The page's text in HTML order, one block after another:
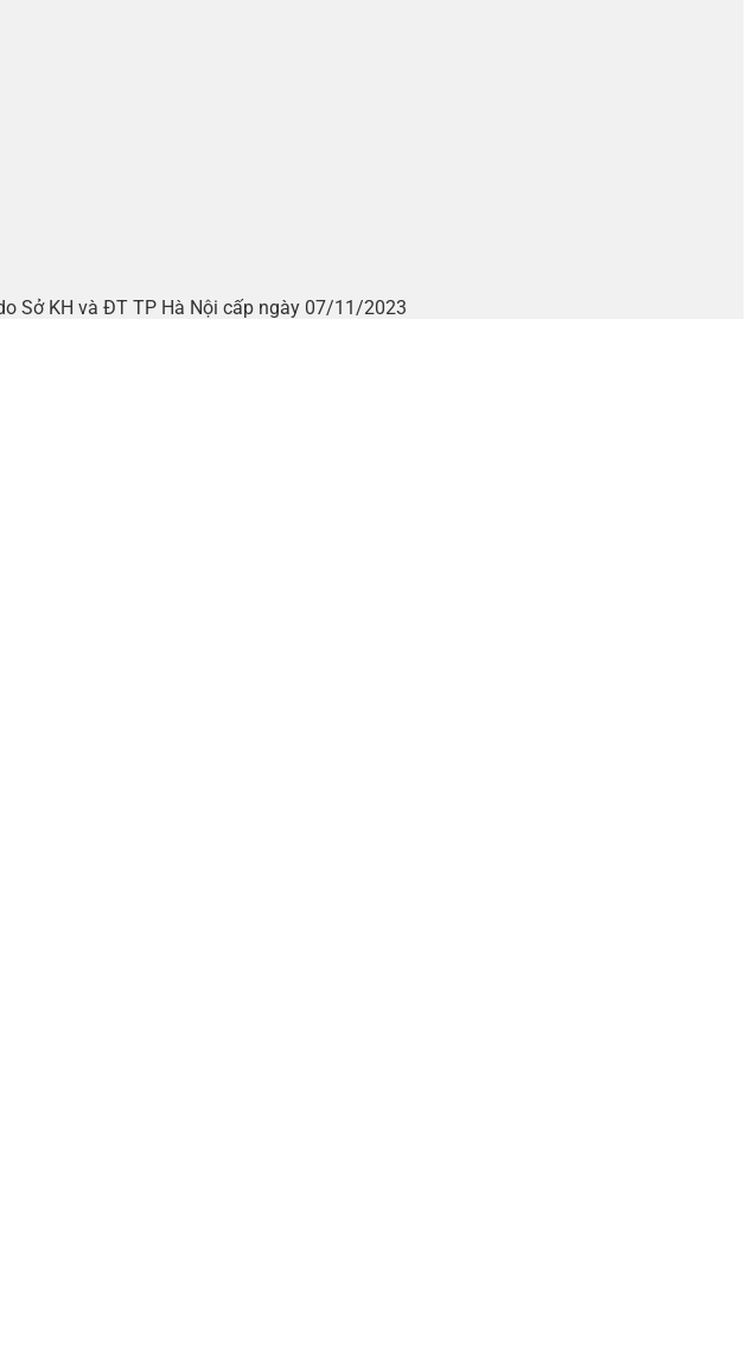
Sở KH và ĐT TP Hà Nội cấp ngày 07/11/2023